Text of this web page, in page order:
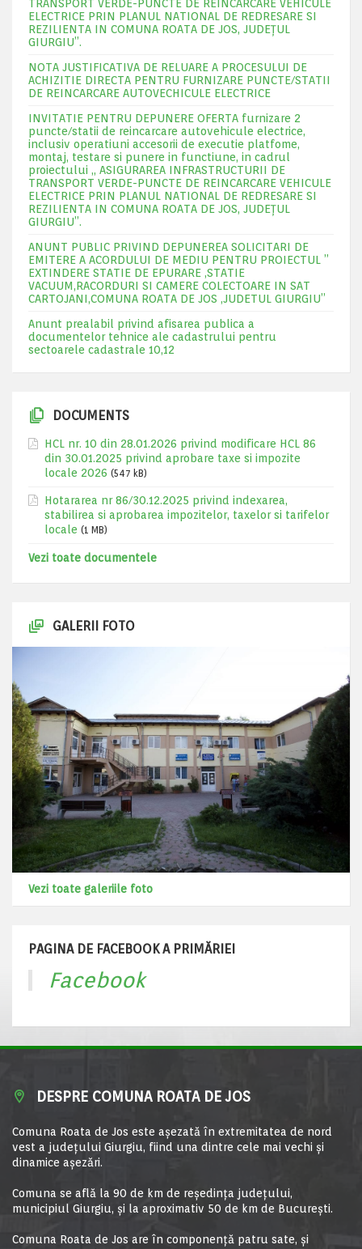
TRANSPORT VERDE-PUNCTE DE REINCARCARE VEHICULE
ELECTRICE PRIN PLANUL NATIONAL DE REDRESARE SI
REZILIENTA IN COMUNA ROATA DE JOS, JUDEŢUL
GIURGIU”.
NOTA JUSTIFICATIVA DE RELUARE A PROCESULUI DE
ACHIZITIE DIRECTA PENTRU FURNIZARE PUNCTE/STATII
DE REINCARCARE AUTOVECHICULE ELECTRICE
INVITATIE PENTRU DEPUNERE OFERTA furnizare 2
puncte/statii de reincarcare autovehicule electrice,
inclusiv operatiuni accesorii de executie platfome,
montaj, testare si punere in functiune, in cadrul
proiectului „ ASIGURAREA INFRASTRUCTURII DE
TRANSPORT VERDE-PUNCTE DE REINCARCARE VEHICULE
ELECTRICE PRIN PLANUL NATIONAL DE REDRESARE SI
REZILIENTA IN COMUNA ROATA DE JOS, JUDEŢUL
GIURGIU”.
ANUNT PUBLIC PRIVIND DEPUNEREA SOLICITARI DE
EMITERE A ACORDULUI DE MEDIU PENTRU PROIECTUL ”
EXTINDERE STATIE DE EPURARE ,STATIE
VACUUM,RACORDURI SI CAMERE COLECTOARE IN SAT
CARTOJANI,COMUNA ROATA DE JOS ,JUDETUL GIURGIU”
Anunt prealabil privind afisarea publica a
documentelor tehnice ale cadastrului pentru
sectoarele cadastrale 10,12
DOCUMENTS
HCL nr. 10 din 28.01.2026 privind modificare HCL 86
din 30.01.2025 privind aprobare taxe si impozite
locale 2026 (547 kB)
Hotararea nr 86/30.12.2025 privind indexarea,
stabilirea si aprobarea impozitelor, taxelor si tarifelor
locale (1 MB)
Vezi toate documentele
GALERII FOTO
Vezi toate galeriile foto
PAGINA DE FACEBOOK A PRIMĂRIEI
Facebook
DESPRE COMUNA ROATA DE JOS
Comuna Roata de Jos este aşezată în extremitatea de nord
vest a judeţului Giurgiu, fiind una dintre cele mai vechi şi
dinamice aşezări.
Comuna se află la 90 de km de reşedinţa judeţului,
municipiul Giurgiu, şi la aproximativ 50 de km de Bucureşti.
Comuna Roata de Jos are în componență patru sate, și